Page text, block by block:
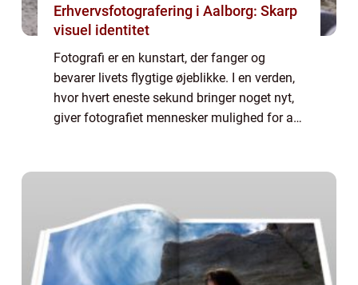
Erhvervsfotografering i Aalborg: Skarp
visuel identitet
Fotografi er en kunstart, der fanger og
bevarer livets flygtige øjeblikke. I en verden,
hvor hvert eneste sekund bringer noget nyt,
giver fotografiet mennesker mulighed for at